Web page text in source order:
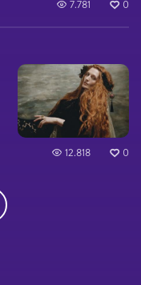
7.781 0
12.818 0